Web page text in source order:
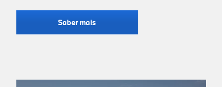
Saber mais